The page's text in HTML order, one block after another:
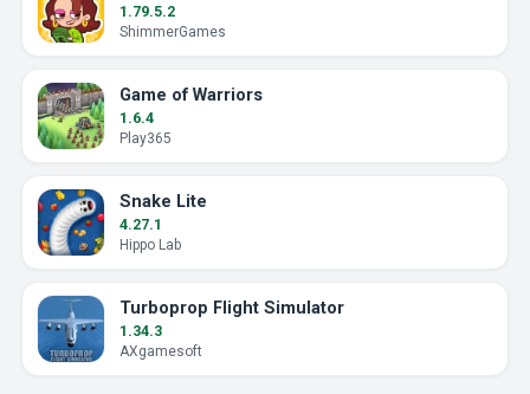
1.79.5.2
ShimmerGames
Game of Warriors
1.6.4
Play365
Snake Lite
4.27.1
Hippo Lab
Turboprop Flight Simulator
1.34.3
AXgamesoft